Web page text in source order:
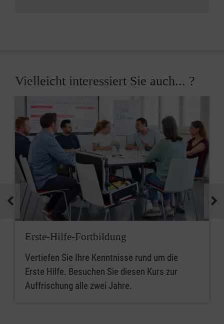
Vielleicht interessiert Sie auch... ?
Erste-Hilfe-Fortbildung
Vertiefen Sie Ihre Kenntnisse rund um die
Erste Hilfe. Besuchen Sie diesen Kurs zur
Auffrischung alle zwei Jahre.